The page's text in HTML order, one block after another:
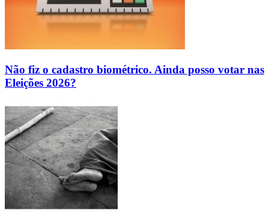
Não fiz o cadastro biométrico. Ainda posso votar nas
Eleições 2026?